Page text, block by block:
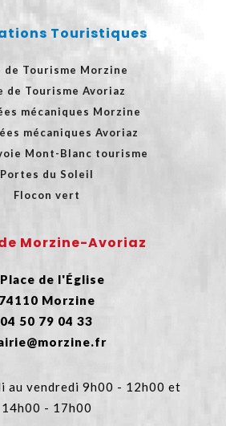
Touristiques
de Tourisme Morzine
de Tourisme Avoriaz
mécaniques Morzine
mécaniques Avoriaz
Mont-Blanc tourisme
Portes du Soleil
Flocon vert
Morzine-Avoriaz
de l'Église
74110 Morzine
04 50 79 04 33
au vendredi 9h00 - 12h00 et
14h00 - 17h00